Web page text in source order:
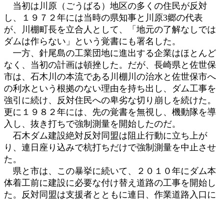
当初は川原（ごうばる）地区の多くの住民が反対
し、１９７２年には当時の県知事と川原3郷の代表
が、川棚町長を立合人として、「地元の了解なしでは
ダムは作らない」という覚書にも署名した。
一方、針尾島の工業団地に進出する企業はほとんど
なく、当初の計画は頓挫した。だが、長崎県と佐世保
市は、石木川の本流である川棚川の治水と佐世保市へ
の利水という根拠のない理由を持ち出し、ダム工事を
強引に続け、反対住民への卑劣な切り崩しを続けた。
更に１９８２年には、先の覚書を無視し、機動隊を導
入し、抜き打ちで強制測量を開始したのだ。
石木ダム建設絶対反対同盟は阻止行動に立ち上が
り、連日座り込みで杭打ちだけで強制測量を中止させ
た。
県と市は、この暴挙に続いて、２０１０年にダム本
体着工前に建設に必要な付け替え道路の工事を開始し
た。反対同盟は支援者とともに連日、作業道路入口に